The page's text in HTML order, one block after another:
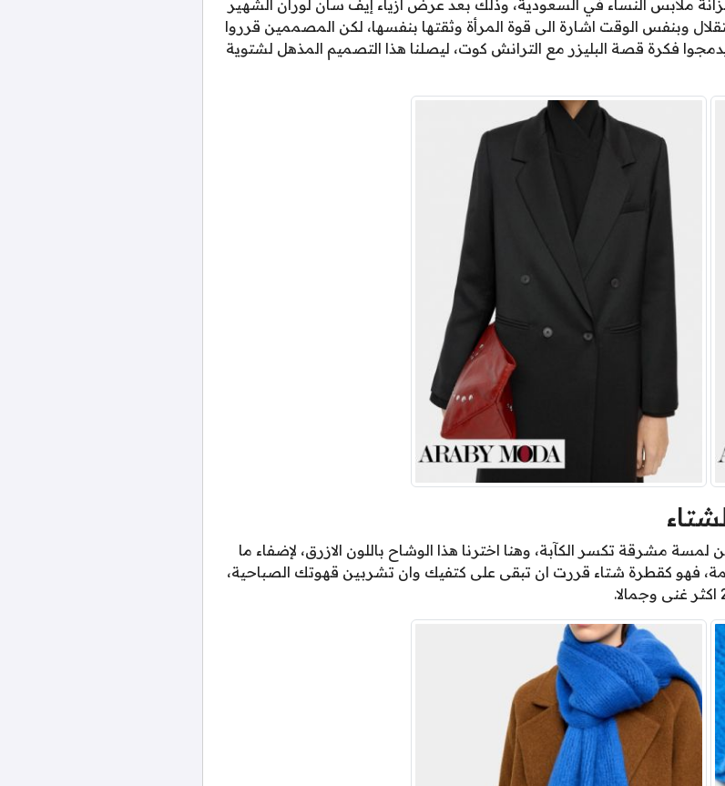
ملابس النساء في السعودية، وذلك بعد عرض أزياء إيف سان لوران الشهير
والاستقلال وبنفس الوقت اشارة الى قوة المرأة وثقتها بنفسها، لكن المصممين قرروا
فكرة قصة البليزر مع الترانش كوت، ليصلنا هذا التصميم المذهل لشتوية
مشرقة تكسر الكآبة، وهنا اخترنا هذا الوشاح باللون الازرق، لإضفاء ما
فهو كقطرة شتاء قررت ان تبقى على كتفيك وان تشربين قهوتك الصباحية،